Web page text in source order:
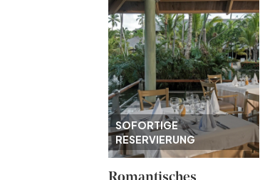
SOFORTIGE
RESERVIERUNG